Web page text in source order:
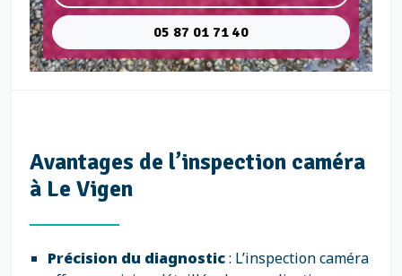
05 87 01 71 40
Avantages de l’inspection caméra
à Le Vigen
Précision du diagnostic: L’inspection caméra